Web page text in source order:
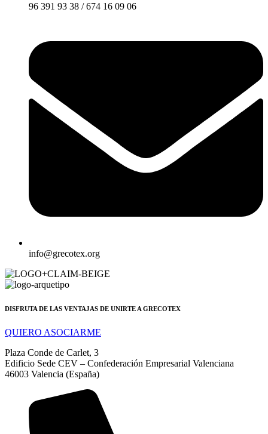
96 391 93 38 / 674 16 09 06
info@grecotex.org
DISFRUTA DE LAS VENTAJAS DE UNIRTE A GRECOTEX
QUIERO ASOCIARME
Plaza Conde de Carlet, 3
Edificio Sede CEV – Confederación Empresarial Valenciana
46003 Valencia (España)